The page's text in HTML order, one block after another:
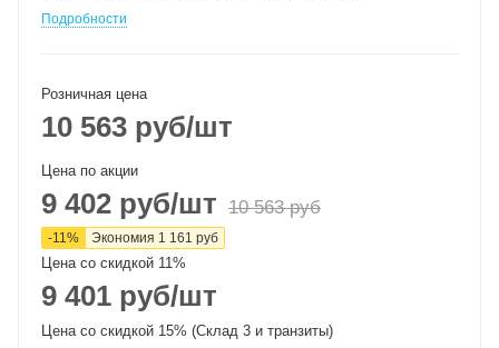
Подробности
Розничная цена
10 563 руб/шт
Цена по акции
9 402 руб/шт 10 563руб
-11% Экономия 1 161 руб
Цена со скидкой 11%
9 401 руб/шт
Цена со скидкой 15% (Склад 3 и транзиты)